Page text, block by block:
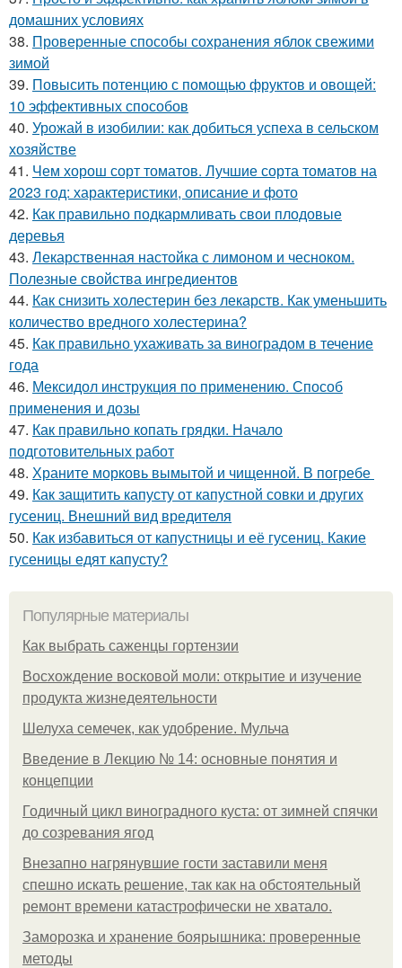
домашних условиях
38. Проверенные способы сохранения яблок свежими
зимой
39. Повысить потенцию с помощью фруктов и овощей:
10 эффективных способов
40. Урожай в изобилии: как добиться успеха в сельском
хозяйстве
41. Чем хорош сорт томатов. Лучшие сорта томатов на
2023 год: характеристики, описание и фото
42. Как правильно подкармливать свои плодовые
деревья
43. Лекарственная настойка с лимоном и чесноком.
Полезные свойства ингредиентов
44. Как снизить холестерин без лекарств. Как уменьшить
количество вредного холестерина?
45. Как правильно ухаживать за виноградом в течение
года
46. Мексидол инструкция по применению. Способ
применения и дозы
47. Как правильно копать грядки. Начало
подготовительных работ
48. Храните морковь вымытой и чищенной. В погребе
49. Как защитить капусту от капустной совки и других
гусениц. Внешний вид вредителя
50. Как избавиться от капустницы и её гусениц. Какие
гусеницы едят капусту?
Популярные материалы
Как выбрать саженцы гортензии
Восхождение восковой моли: открытие и изучение
продукта жизнедеятельности
Шелуха семечек, как удобрение. Мульча
Введение в Лекцию № 14: основные понятия и
концепции
Годичный цикл виноградного куста: от зимней спячки
до созревания ягод
Внезапно нагрянувшие гости заставили меня
спешно искать решение, так как на обстоятельный
ремонт времени катастрофически не хватало.
Заморозка и хранение боярышника: проверенные
методы